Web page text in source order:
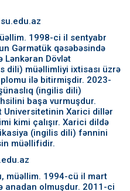
1998-ci il sentyabr
Gərmətük qəsəbəsində
Lənkəran Dövlət
dili) müəllimliyi ixtisası üzrə
ilə bitirmişdir. 2023-
(ingilis dili)
başa vurmuşdur.
Universitetinin Xarici dillər
kimi çalışır. Xarici dildə
(ingilis dili) fənnini
müəllifidir.
müəllim. 1994-cü il mart
anadan olmuşdur. 2011-ci